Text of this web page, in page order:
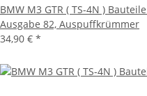
BMW M3 GTR ( TS-4N )
Ausgabe 82, Auspuffkrümmer
34,90 € *